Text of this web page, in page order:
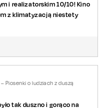
i realizatorskim 10/10! Kino
z klimatyzacją niestety
Piosenki o ludziach z duszą
tak duszno i gorąco na